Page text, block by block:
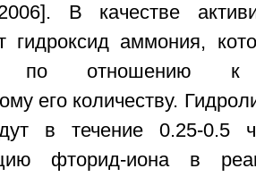
В качестве
гидроксид аммония,
по отношению к
его количеству.
в течение 0.25-
фторид-иона в